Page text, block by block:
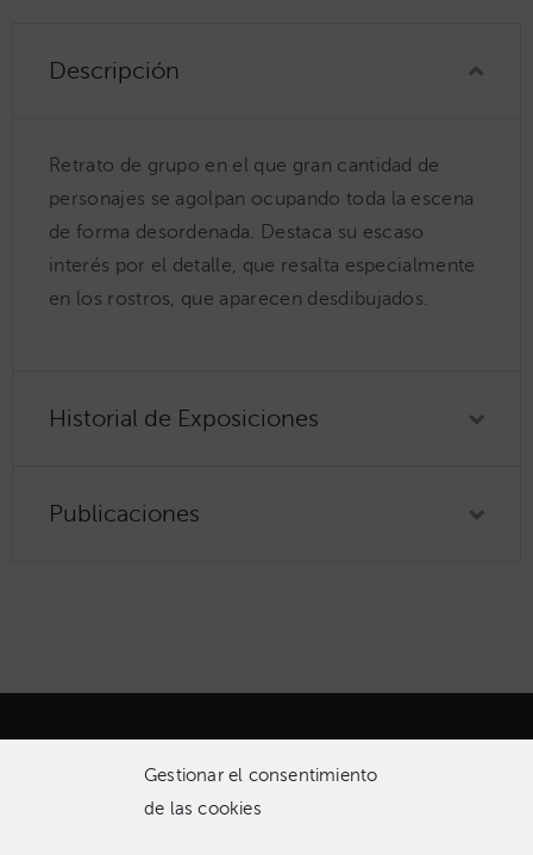
Gestionar el consentimiento
de las cookies
Descripción
Retrato de grupo en el que gran cantidad de
personajes se agolpan ocupando toda la escena
de forma desordenada. Destaca su escaso
interés por el detalle, que resalta especialmente
en los rostros, que aparecen desdibujados.
Historial de Exposiciones
Publicaciones